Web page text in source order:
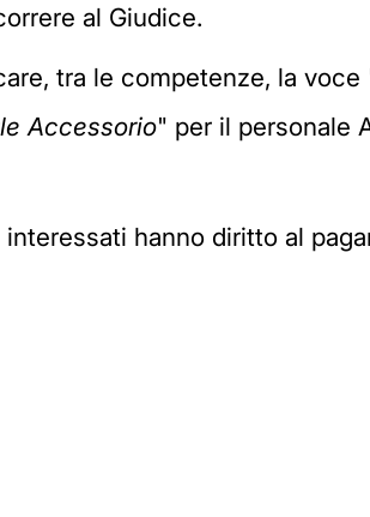
al Giudice.
tra le competenze, la voce
Accessorio" per il personale
hanno diritto al